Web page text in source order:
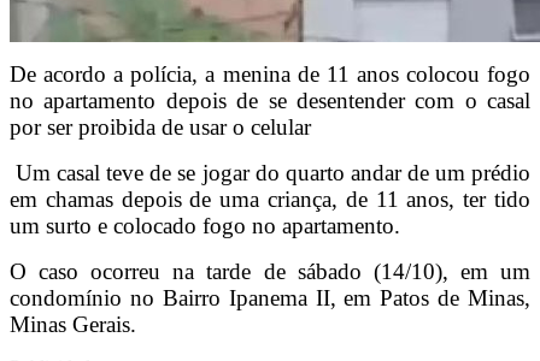
De acordo a polícia, a menina de 11 anos colocou fogo
no apartamento depois de se desentender com o casal
por ser proibida de usar o celular
Um casal teve de se jogar do quarto andar de um prédio
em chamas depois de uma criança, de 11 anos, ter tido
um surto e colocado fogo no apartamento.
O caso ocorreu na tarde de sábado (14/10), em um
condomínio no Bairro Ipanema II, em Patos de Minas,
Minas Gerais.